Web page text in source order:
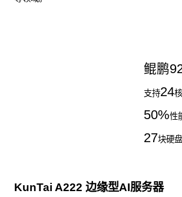
鲲鹏
支持24
50%性
27块硬盘
KunTai A222 边缘型AI服务器